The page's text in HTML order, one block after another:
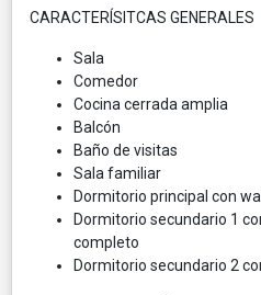
CARACTERÍSITCAS GENERALES
Sala
Comedor
Cocina cerrada amplia
Balcón
Baño de visitas
Sala familiar
Dormitorio principal con
Dormitorio secundario 1
completo
Dormitorio secundario 2